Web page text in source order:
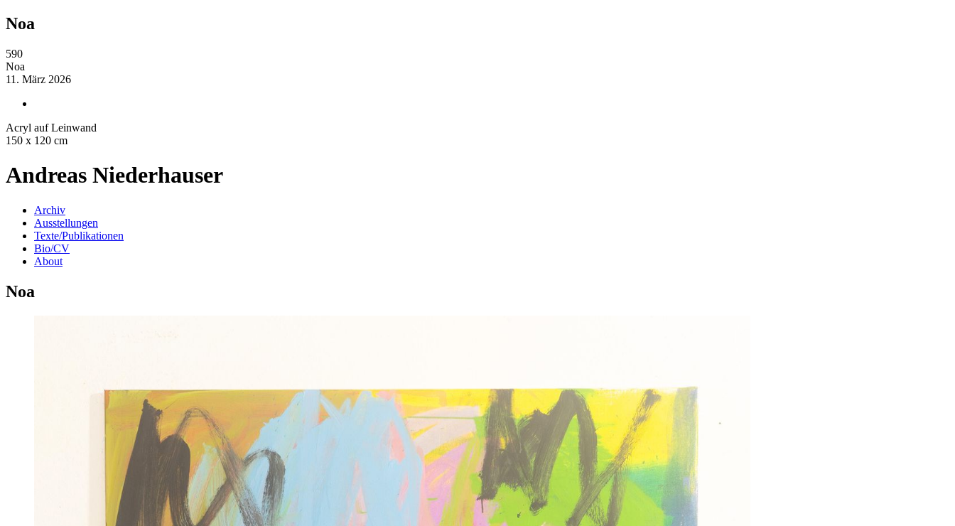
Noa
590
Noa
11. März 2026
Acryl auf Leinwand
150 x 120 cm
Andreas Niederhauser
Archiv
Ausstellungen
Texte/Publikationen
Bio/CV
About
Noa